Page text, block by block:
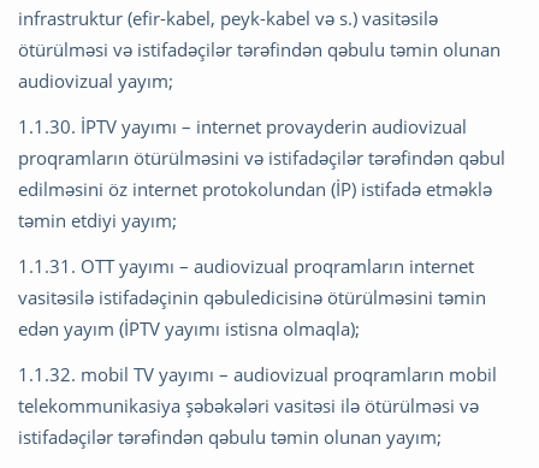
infrastruktur (efir-kabel, peyk-kabel və s.) vasitəsilə
ötürülməsi və istifadəçilər tərəfindən qəbulu təmin olunan
audiovizual yayım;
1.1.30. İPTV yayımı – internet provayderin audiovizual
proqramların ötürülməsini və istifadəçilər tərəfindən qəbul
edilməsini öz internet protokolundan (İP) istifadə etməklə
təmin etdiyi yayım;
1.1.31. OTT yayımı – audiovizual proqramların internet
vasitəsilə istifadəçinin qəbuledicisinə ötürülməsini təmin
edən yayım (İPTV yayımı istisna olmaqla);
1.1.32. mobil TV yayımı – audiovizual proqramların mobil
telekommunikasiya şəbəkələri vasitəsi ilə ötürülməsi və
istifadəçilər tərəfindən qəbulu təmin olunan yayım;